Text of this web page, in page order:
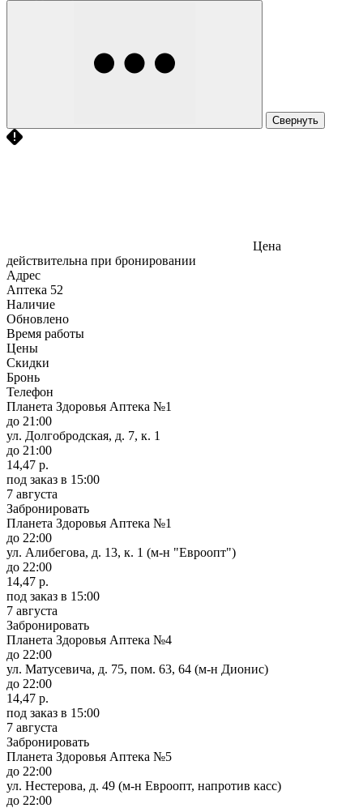
Свернуть
Цена
действительна при бронировании
Адрес
Аптека 52
Наличие
Обновлено
Время работы
Цены
Скидки
Бронь
Телефон
Планета Здоровья Аптека №1
до 21:00
ул. Долгобродская, д. 7, к. 1
до 21:00
14,47 р.
под заказ в 15:00
7 августа
Забронировать
Планета Здоровья Аптека №1
до 22:00
ул. Алибегова, д. 13, к. 1 (м-н "Евроопт")
до 22:00
14,47 р.
под заказ в 15:00
7 августа
Забронировать
Планета Здоровья Аптека №4
до 22:00
ул. Матусевича, д. 75, пом. 63, 64 (м-н Дионис)
до 22:00
14,47 р.
под заказ в 15:00
7 августа
Забронировать
Планета Здоровья Аптека №5
до 22:00
ул. Нестерова, д. 49 (м-н Евроопт, напротив касс)
до 22:00